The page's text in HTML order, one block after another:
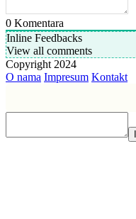
0 Komentara
Inline Feedbacks
View all comments
Copyright 2024
O nama Impresum Kontakt